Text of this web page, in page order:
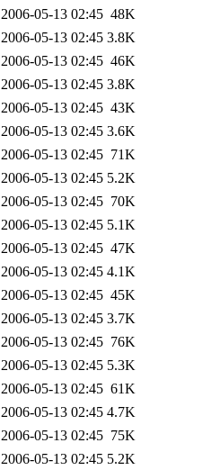
2006-05-13 02:45 48K
2006-05-13 02:45 3.8K
2006-05-13 02:45 46K
2006-05-13 02:45 3.8K
2006-05-13 02:45 43K
2006-05-13 02:45 3.6K
2006-05-13 02:45 71K
2006-05-13 02:45 5.2K
2006-05-13 02:45 70K
2006-05-13 02:45 5.1K
2006-05-13 02:45 47K
2006-05-13 02:45 4.1K
2006-05-13 02:45 45K
2006-05-13 02:45 3.7K
2006-05-13 02:45 76K
2006-05-13 02:45 5.3K
2006-05-13 02:45 61K
2006-05-13 02:45 4.7K
2006-05-13 02:45 75K
2006-05-13 02:45 5.2K